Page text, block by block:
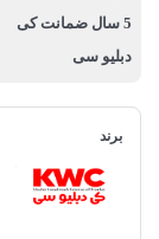
5 سال ضمانت کی
دبلیو سی
برند